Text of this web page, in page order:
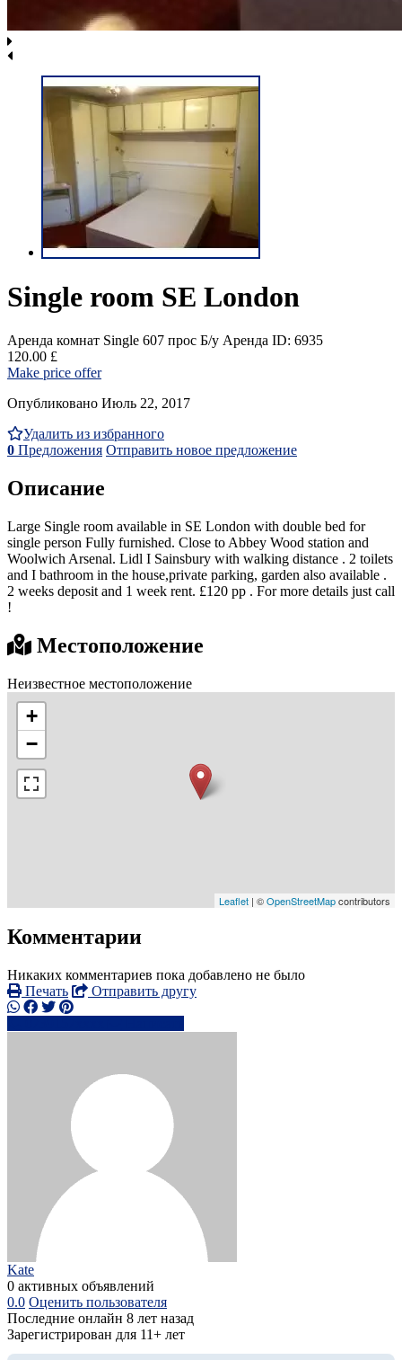
Single room SE London
Аренда комнат Single 607 прос Б/у Аренда ID: 6935
120.00 £
Make price offer
Опубликовано Июль 22, 2017
Удалить из избранного
0 Предложения Отправить новое предложение
Описание
Large Single room available in SE London with double bed for
single person Fully furnished. Close to Abbey Wood station and
Woolwich Arsenal. Lidl I Sainsbury with walking distance . 2 toilets
and I bathroom in the house,private parking, garden also available .
2 weeks deposit and 1 week rent. £120 pp . For more details just call
!
Местоположение
Неизвестное местоположение
+
−
Leaflet | ©OpenStreetMapcontributors
Комментарии
Никаких комментариев пока добавлено не было
Печать
Отправить другу
Kate
0 активных объявлений
0.0 Оценить пользователя
Последние онлайн 8 лет назад
Зарегистрирован для 11+ лет